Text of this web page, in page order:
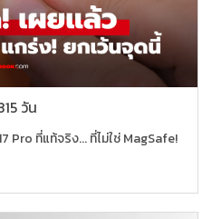
วัน
Pro ที่แท้จริง... ที่ไม่ใช่ MagSafe!